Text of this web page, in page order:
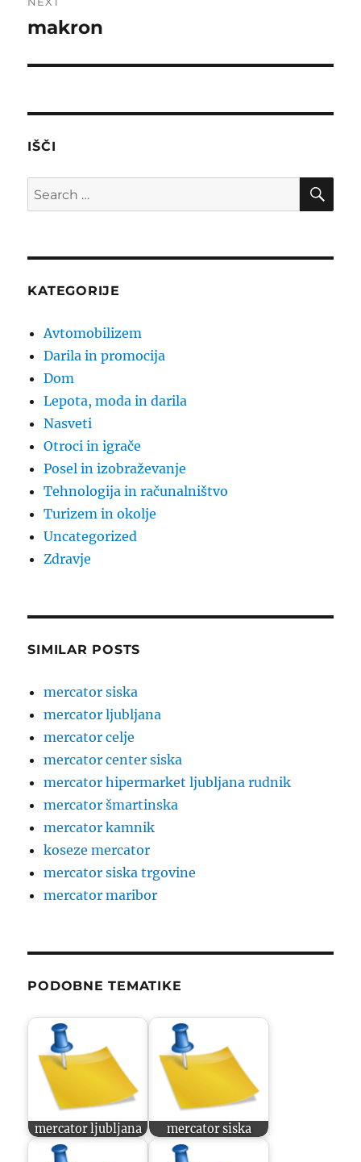
Next
makron
IŠČI
Search
for:
KATEGORIJE
Avtomobilizem
Darila in promocija
Dom
Lepota, moda in darila
Nasveti
Otroci in igrače
Posel in izobraževanje
Tehnologija in računalništvo
Turizem in okolje
Uncategorized
Zdravje
SIMILAR POSTS
mercator siska
mercator ljubljana
mercator celje
mercator center siska
mercator hipermarket ljubljana rudnik
mercator šmartinska
mercator kamnik
koseze mercator
mercator siska trgovine
mercator maribor
PODOBNE TEMATIKE
mercator ljubljana mercator siska